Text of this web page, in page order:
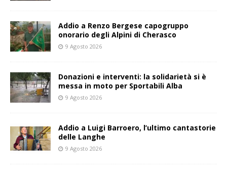
Addio a Renzo Bergese capogruppo
onorario degli Alpini di Cherasco
9 Agosto 2026
Donazioni e interventi: la solidarietà si è
messa in moto per Sportabili Alba
9 Agosto 2026
Addio a Luigi Barroero, l’ultimo cantastorie
delle Langhe
9 Agosto 2026